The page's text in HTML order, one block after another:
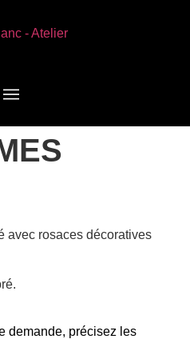
avec rosaces décoratives
demande, précisez les